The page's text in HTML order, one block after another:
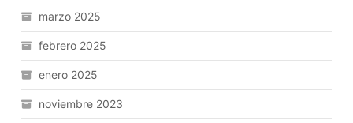
marzo 2025
febrero 2025
enero 2025
noviembre 2023